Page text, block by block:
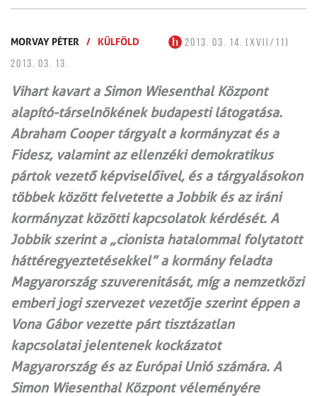
MORVAY PÉTER / KÜLFÖLD
2013. 03. 14. (XVII/11)
2013. 03. 13.
Vihart kavart a Simon Wiesenthal Központ
alapító-társelnökének budapesti látogatása.
Abraham Cooper tárgyalt a kormányzat és a
Fidesz, valamint az ellenzéki demokratikus
pártok vezető képviselőivel, és a tárgyalásokon
többek között felvetette a Jobbik és az iráni
kormányzat közötti kapcsolatok kérdését. A
Jobbik szerint a „cionista hatalommal folytatott
háttéregyeztetésekkel” a kormány feladta
Magyarország szuverenitását, míg a nemzetközi
emberi jogi szervezet vezetője szerint éppen a
Vona Gábor vezette párt tisztázatlan
kapcsolatai jelentenek kockázatot
Magyarország és az Európai Unió számára. A
Simon Wiesenthal Központ vélemé­nyére